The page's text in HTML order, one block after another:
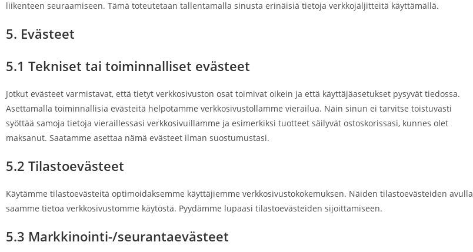
liikenteen seuraamiseen. Tämä toteutetaan tallentamalla sinusta erinäisiä tietoja verkkojäljitteitä käyttämällä.
5. Evästeet
5.1 Tekniset tai toiminnalliset evästeet
Jotkut evästeet varmistavat, että tietyt verkkosivuston osat toimivat oikein ja että käyttäjäasetukset pysyvät tiedossa.
Asettamalla toiminnallisia evästeitä helpotamme verkkosivustollamme vierailua. Näin sinun ei tarvitse toistuvasti
syöttää samoja tietoja vieraillessasi verkkosivuillamme ja esimerkiksi tuotteet säilyvät ostoskorissasi, kunnes olet
maksanut. Saatamme asettaa nämä evästeet ilman suostumustasi.
5.2 Tilastoevästeet
Käytämme tilastoevästeitä optimoidaksemme käyttäjiemme verkkosivustokokemuksen. Näiden tilastoevästeiden avulla
saamme tietoa verkkosivustomme käytöstä. Pyydämme lupaasi tilastoevästeiden sijoittamiseen.
5.3 Markkinointi-/seurantaevästeet